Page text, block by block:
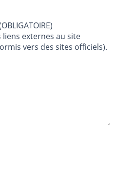
DE VOTRE MESSAGE (OBLIGATOIRE)
liens externes au site
vers des sites officiels).